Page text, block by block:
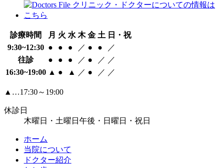
診療時間 月 火 水 木 金 土 日・祝
9:30~12:30 ● ● ● ／ ● ●
／
往診
● ● ● ／ ● ／ ／
16:30~19:00 ▲ ● ▲ ／ ● ／ ／
▲…17:30～19:00
休診日
木曜日・土曜日午後・日曜日・祝日
ホーム
当院について
ドクター紹介